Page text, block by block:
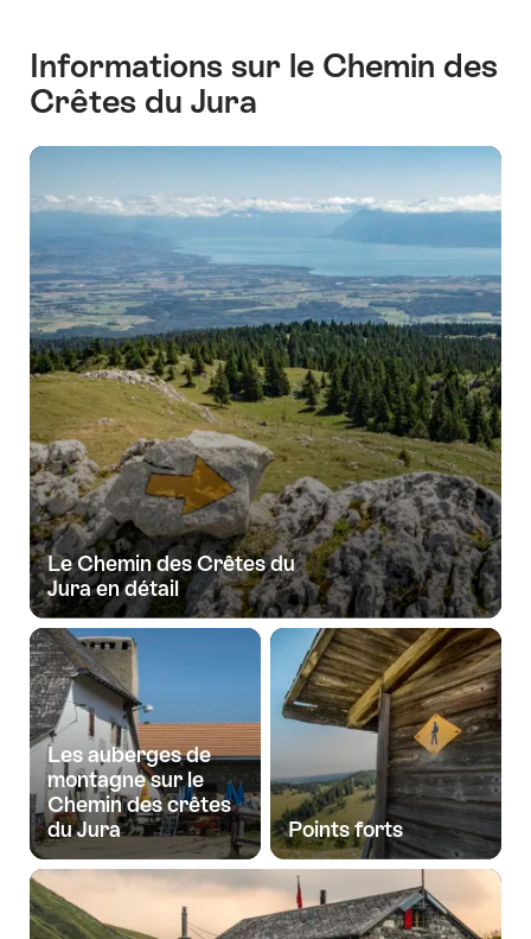
Informations sur le Chemin des
Crêtes du Jura
Le Chemin des Crêtes du
Jura en détail
Points forts
Les auberges de
montagne sur le
Chemin des crêtes
du Jura